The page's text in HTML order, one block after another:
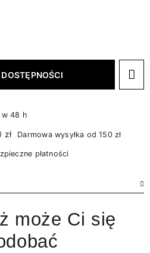
w 48 h
Darmowa wysyłka od 150 zł
płatności
może Ci się